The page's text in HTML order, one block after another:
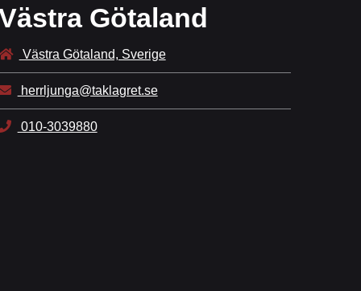
Götaland
Västra Götaland, Sverige
herrljunga@taklagret.se
010-3039880